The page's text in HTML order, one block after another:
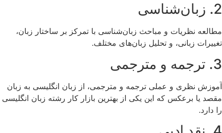
2. زبان‌شناسی
مطالعه نظریات و مباحث زبان‌شناسی با تمرکز بر ساختار زبان،
تغییرات زبانی، و تحلیل زبان‌های مختلف.
3. ترجمه و مترجمی
آموزش نظری و عملی ترجمه و مترجمی، از زبان انگلیسی به زبان
مقصد یا برعکس که این یکی از بهترین بازار کار رشته زبان انگلیسی
را دارد.